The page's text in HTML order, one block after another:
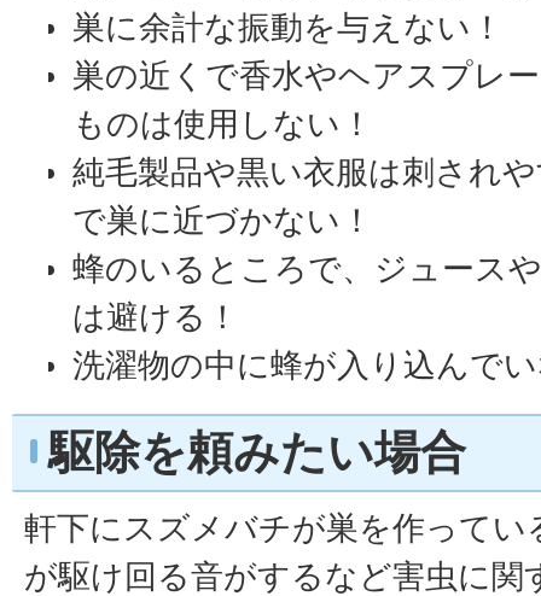
巣に余計な振動を与えない！
巣の近くで香水やヘアスプレ
ものは使用しない！
純毛製品や黒い衣服は刺され
で巣に近づかない！
蜂のいるところで、ジュース
は避ける！
洗濯物の中に蜂が入り込んで
駆除を頼みたい場合
軒下にスズメバチが巣を作ってい
が駆け回る音がするなど害虫に関